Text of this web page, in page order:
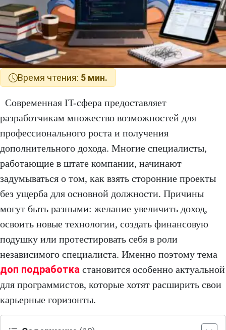
Время чтения: 5 мин.
Современная IT-сфера предоставляет
разработчикам множество возможностей для
профессионального роста и получения
дополнительного дохода. Многие специалисты,
работающие в штате компании, начинают
задумываться о том, как взять сторонние проекты
без ущерба для основной должности. Причины
могут быть разными: желание увеличить доход,
освоить новые технологии, создать финансовую
подушку или протестировать себя в роли
независимого специалиста. Именно поэтому тема
доп подработка становится особенно актуальной
для программистов, которые хотят расширить свои
карьерные горизонты.